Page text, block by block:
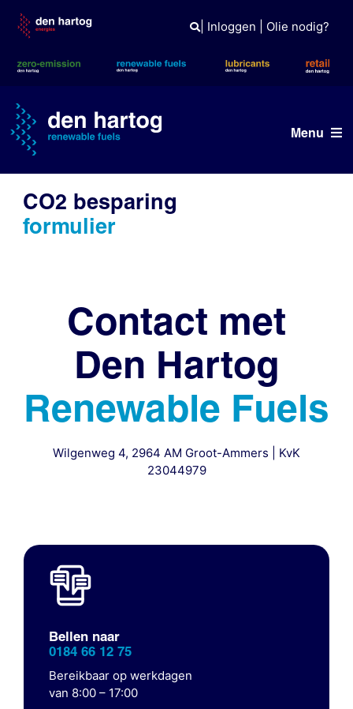
content
| Inloggen Olie nodig?
Menu
CO2 besparing
formulier
Contact met
Den Hartog
Renewable Fuels
Wilgenweg 4, 2964 AM Groot-Ammers | KvK
23044979
Bellen naar
0184 66 12 75
Bereikbaar op werkdagen
van 8:00 – 17:00